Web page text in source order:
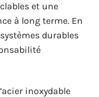
et une
à long terme. En
durables
inoxydable